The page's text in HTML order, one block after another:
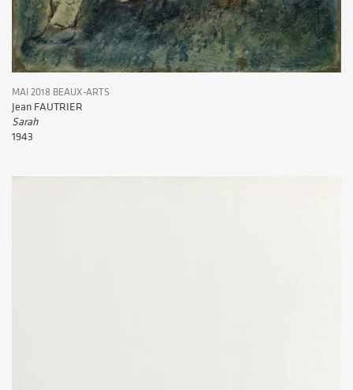
MAI 2018 BEAUX-ARTS
Jean FAUTRIER
Sarah
1943